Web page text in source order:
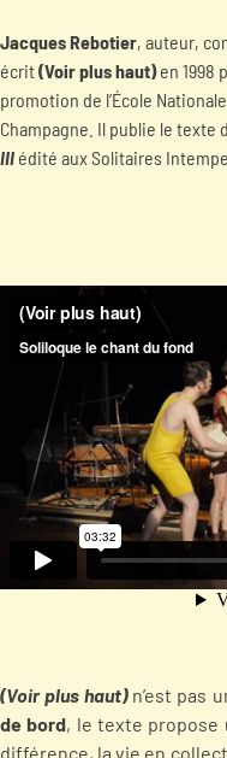
Jacques Rebotier, auteur,
écrit(Voir plus haut)en 1998
promotion de l’École
Champagne. Il publie le texte
III édité aux Solitaires
(Voir plus haut)n’est pas
de bord, le texte propose
différence, la vie en